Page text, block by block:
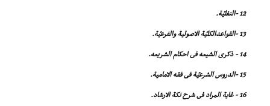
12 -النفلیّة.
13 -القواعدالکلیّة الاصولیة والفرعیّة.
14 - ذکرى الشیعه فى احکام الشریعه.
15 -الدروس الشرعیّة فى فقه الامامیة.
16 - غایة المراد فى شرح نکة الارشاد.